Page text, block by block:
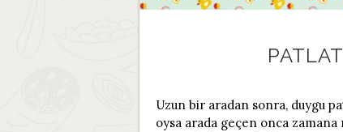
Uzun bir aradan sonra, duygu
oysa arada geçen onca zamana